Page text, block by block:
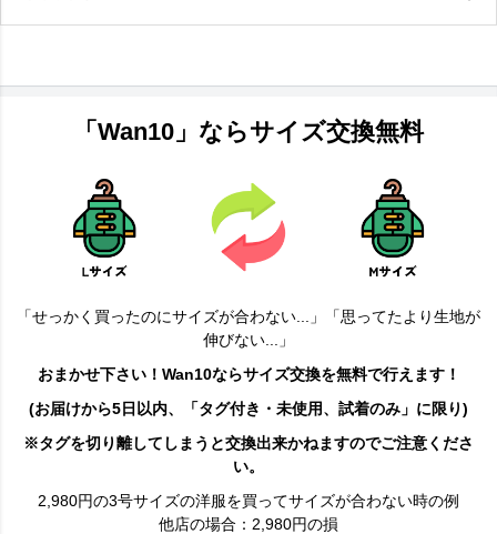
「Wan10」ならサイズ交換無料
「せっかく買ったのにサイズが合わない...」「思ってたより生地が
伸びない...」
おまかせ下さい！Wan10ならサイズ交換を無料で行えます！
(お届けから5日以内、「タグ付き・未使用、試着のみ」に限り)
※タグを切り離してしまうと交換出来かねますのでご注意くださ
い。
2,980円の3号サイズの洋服を買ってサイズが合わない時の例
他店の場合：2,980円の損